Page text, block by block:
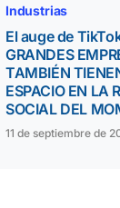
Industrias
El auge de
GRANDES
TAMBIÉN
ESPACIO EN LA
SOCIAL DEL
11 de septiembre de